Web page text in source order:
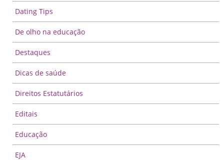
Dating Tips
De olho na educação
Destaques
Dicas de saúde
Direitos Estatutários
Editais
Educação
EJA